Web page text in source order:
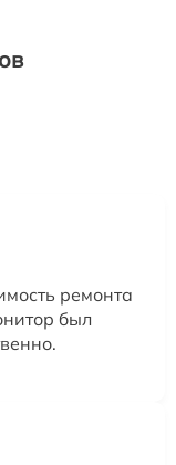
ремонта
был